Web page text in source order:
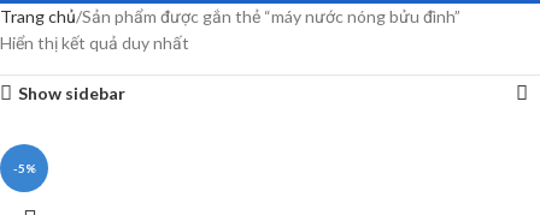
Trang chủ Sản phẩm được gắn thẻ “máy nước nóng bửu đình”
Hiển thị kết quả duy nhất
Show sidebar
-5%